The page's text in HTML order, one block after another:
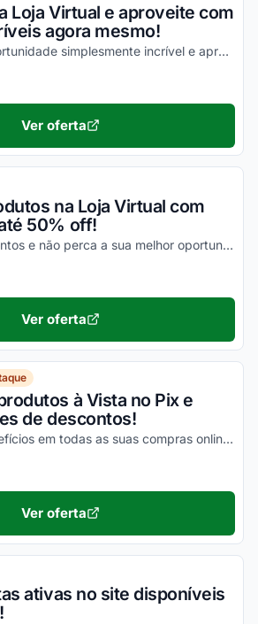
Loja Virtual e aproveite com
agora mesmo!
Não perca essa oportunidade simplesmente incrível e aproveite!
Ver oferta
na Loja Virtual com
50% off!
Garanta seus descontos e não perca a sua melhor oportunidade de economizar nas suas compras!
Ver oferta
à Vista no Pix e
de descontos!
Aproveite seus benefícios em todas as suas compras online e economize com facilidade em todos os seus produtos!
Ver oferta
ativas no site disponíveis